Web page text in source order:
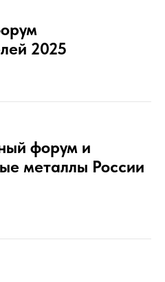
2025
форум и
металлы России